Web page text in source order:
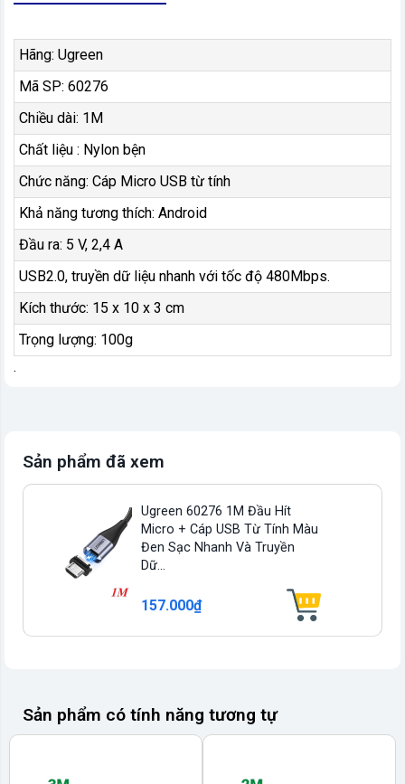
Hãng: Ugreen
Mã SP: 60276
Chiều dài: 1M
Chất liệu : Nylon bện
Chức năng: Cáp Micro USB từ tính
Khả năng tương thích: Android
Đầu ra: 5 V, 2,4 A
USB2.0, truyền dữ liệu nhanh với tốc độ 480Mbps.
Kích thước: 15 x 10 x 3 cm
Trọng lượng: 100g
.
Sản phẩm đã xem
Ugreen 60276 1M Đầu Hít
Micro + Cáp USB Từ Tính Màu
Đen Sạc Nhanh Và Truyền
Dữ...
157.000₫
Sản phẩm có tính năng tương tự